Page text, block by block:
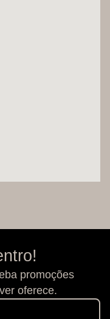
promoções
oferece.